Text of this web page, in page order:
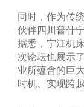
同时，作为传
伙伴四川普什
据悉，宁江机
次论坛也展示
业所蕴含的巨
时机、实现跨